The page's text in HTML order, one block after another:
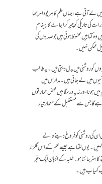
لے آتی ہے، جہاں علم کا ہر پودا مرجھا
کی تاریکی کو چیر کر اجالے کا پیغام
کتابیں محفوظ ہوتی ہیں جو صدیوں کی
ممکن نہیں۔
کو روشنی میں بدل دیتی ہیں۔ یہ طالب
میں لے جاتی ہیں۔ مدارس میں
ہونا، ورنہ یہ درسگاہیں محض عمارتوں
رہے گا جس سے مستقبل کے معمار تیار
ان کی روشنی کو فروغ دینے والے
یوں لگتا ہے جیسے علم کے اس گلزار
ہنر جانتا ہو۔ طلبہ کے اذہان ایک بنجر
کمیاب ہیں۔